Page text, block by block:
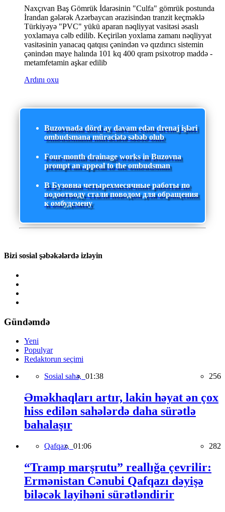
Naxçıvan Baş Gömrük İdarəsinin "Culfa" gömrük postunda
İrandan gələrək Azərbaycan ərazisindən tranzit keçməklə
Türkiyəyə "PVC" yükü aparan nəqliyyat vasitəsi əsaslı
yoxlamaya cəlb edilib. Keçirilən yoxlama zamanı nəqliyyat
vasitəsinin yanacaq qatqısı çənindən və qızdırıcı sistemin
çənindən maye halında 101 kq 400 qram psixotrop maddə -
metamfetamin aşkar edilib
Ardını oxu
Buzovnada dörd ay davam edən drenaj işləri
ombudsmana müraciətə səbəb olub
Four-month drainage works in Buzovna
prompt an appeal to the ombudsman
В Бузовна четырехмесячные работы по
водоотводу стали поводом для обращения
к омбудсмену
Bizi sosial şəbəkələrdə izləyin
Gündəmdə
Yeni
Populyar
Redaktorun seçimi
Sosial sahə, 01:38 256
Əməkhaqları artır, lakin həyat ən çox
hiss edilən sahələrdə daha sürətlə
bahalaşır
Qafqaz, 01:06 282
“Tramp marşrutu” reallığa çevrilir:
Ermənistan Cənubi Qafqazı dəyişə
biləcək layihəni sürətləndirir